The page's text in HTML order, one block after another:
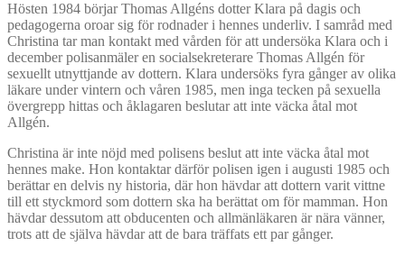
Hösten 1984 börjar Thomas Allgéns dotter Klara på dagis och
pedagogerna oroar sig för rodnader i hennes underliv. I samråd med
Christina tar man kontakt med vården för att undersöka Klara och i
december polisanmäler en socialsekreterare Thomas Allgén för
sexuellt utnyttjande av dottern. Klara undersöks fyra gånger av olika
läkare under vintern och våren 1985, men inga tecken på sexuella
övergrepp hittas och åklagaren beslutar att inte väcka åtal mot
Allgén.
Christina är inte nöjd med polisens beslut att inte väcka åtal mot
hennes make. Hon kontaktar därför polisen igen i augusti 1985 och
berättar en delvis ny historia, där hon hävdar att dottern varit vittne
till ett styckmord som dottern ska ha berättat om för mamman. Hon
hävdar dessutom att obducenten och allmänläkaren är nära vänner,
trots att de själva hävdar att de bara träffats ett par gånger.